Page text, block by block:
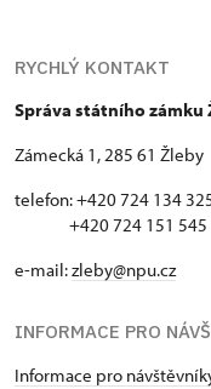
RYCHLÝ KONTAKT
Správa státního zámku
Zámecká 1, 285 61 Žleby
telefon: +420 724 134
+420 724 151 545
e-mail:zleby@npu.cz
INFORMACE PRO
Informace pro